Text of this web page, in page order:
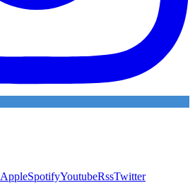
AppleSpotifyYoutubeRssTwitter